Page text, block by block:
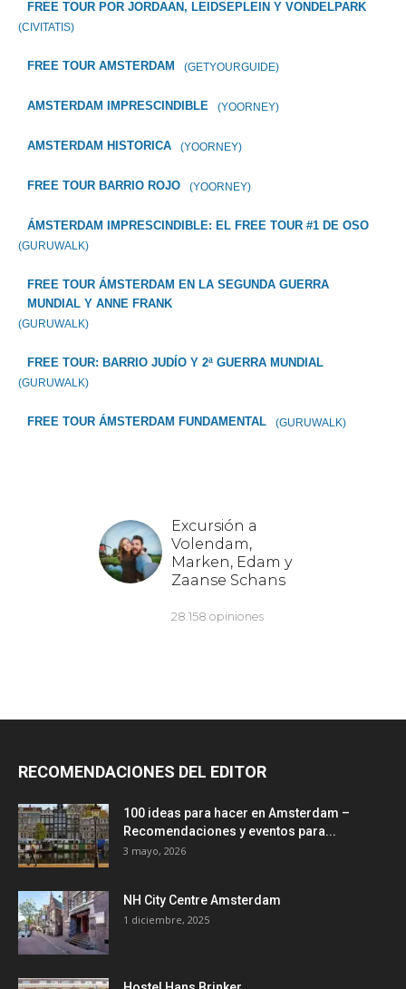
FREE TOUR POR JORDAAN, LEIDSEPLEIN Y VONDELPARK
(CIVITATIS)
FREE TOUR AMSTERDAM (GETYOURGUIDE)
AMSTERDAM IMPRESCINDIBLE (YOORNEY)
AMSTERDAM HISTORICA (YOORNEY)
FREE TOUR BARRIO ROJO (YOORNEY)
ÁMSTERDAM IMPRESCINDIBLE: EL FREE TOUR #1 DE OSO
(GURUWALK)
FREE TOUR ÁMSTERDAM EN LA SEGUNDA GUERRA
MUNDIAL Y ANNE FRANK
(GURUWALK)
FREE TOUR: BARRIO JUDÍO Y 2ª GUERRA MUNDIAL
(GURUWALK)
FREE TOUR ÁMSTERDAM FUNDAMENTAL (GURUWALK)
RECOMENDACIONES DEL EDITOR
100 ideas para hacer en Amsterdam –
Recomendaciones y eventos para...
3 mayo, 2026
NH City Centre Amsterdam
1 diciembre, 2025